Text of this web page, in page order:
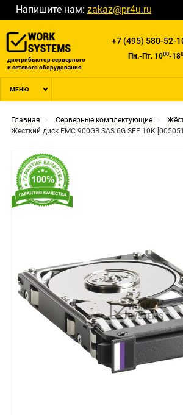
Напишите нам: zakaz@pr4u.ru
дистрибьютор серверного
и сетевого оборудования
+7 (495) 580-52-
Пн.-Пт. 1000-18
МЕНЮ
Главная Серверные комплектующие
Жесткий диск EMC 900GB SAS 6G SFF 10K